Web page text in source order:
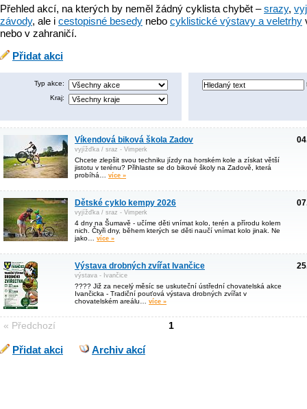
Přehled akcí, na kterých by neměl žádný cyklista chybět –srazy,
závody, ale i cestopisné besedy nebo cyklistické výstavy a veletrhy
nebo v zahraničí.
Přidat akci
Typ akce:
Kraj:
Víkendová biková škola Zadov
vyjížďka / sraz - Vimperk
Chcete zlepšit svou techniku jízdy na horském kole a získat větší
jistotu v terénu? Přihlaste se do bikové školy na Zadově, která
probíhá… více »
Dětské cyklo kempy 2026
vyjížďka / sraz - Vimperk
4 dny na Šumavě - učíme děti vnímat kolo, terén a přírodu kolem
nich. Čtyři dny, během kterých se děti naučí vnímat kolo jinak. Ne
jako… více »
Výstava drobných zvířat Ivančice
výstava - Ivančice
???? Již za necelý měsíc se uskuteční ústřední chovatelská akce
Ivančicka - Tradiční pouťová výstava drobných zvířat v
chovatelském areálu… více »
« Předchozí 1
Přidat akci Archiv akcí